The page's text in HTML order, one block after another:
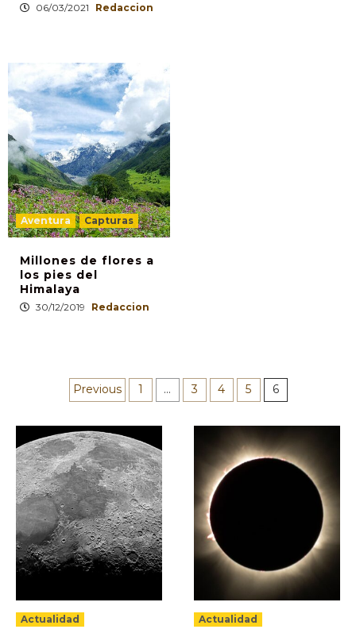
06/03/2021 Redaccion
Aventura Capturas
Millones de flores a
los pies del
Himalaya
30/12/2019 Redaccion
Paginación
de
entradas
Previous 1 … 3 4 5 6
Actualidad Actualidad